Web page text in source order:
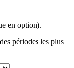
en option).
périodes les plus